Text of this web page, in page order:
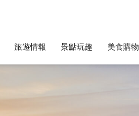
旅遊情報 景點玩趣 美食購物